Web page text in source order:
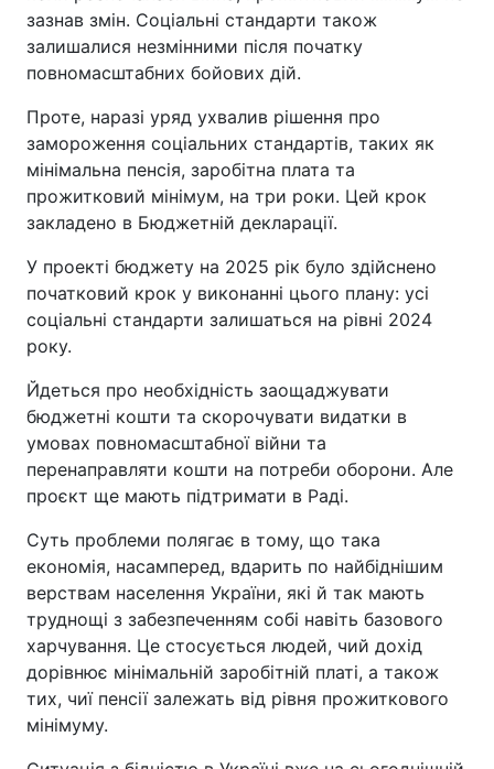
зазнав змін. Соціальні стандарти також
залишалися незмінними після початку
повномасштабних бойових дій.
Проте, наразі уряд ухвалив рішення про
замороження соціальних стандартів, таких як
мінімальна пенсія, заробітна плата та
прожитковий мінімум, на три роки. Цей крок
закладено в Бюджетній декларації.
У проекті бюджету на 2025 рік було здійснено
початковий крок у виконанні цього плану: усі
соціальні стандарти залишаться на рівні 2024
року.
Йдеться про необхідність заощаджувати
бюджетні кошти та скорочувати видатки в
умовах повномасштабної війни та
перенаправляти кошти на потреби оборони. Але
проєкт ще мають підтримати в Раді.
Суть проблеми полягає в тому, що така
економія, насамперед, вдарить по найбіднішим
верствам населення України, які й так мають
труднощі з забезпеченням собі навіть базового
харчування. Це стосується людей, чий дохід
дорівнює мінімальній заробітній платі, а також
тих, чиї пенсії залежать від рівня прожиткового
мінімуму.